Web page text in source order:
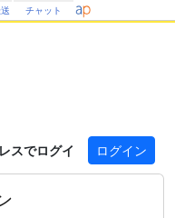
チャット
スでログイン ログイン